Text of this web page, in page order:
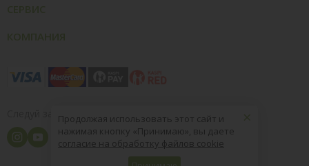
Следуй за нами ×
Продолжая использовать этот сайт и
нажимая кнопку «Принимаю», вы даете
согласие на обработку файлов cookie